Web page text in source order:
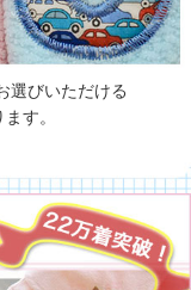
選びいただける
す。